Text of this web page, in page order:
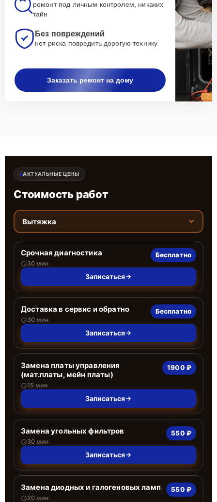
ремонт под личным контролем, никаких
тайн
Без повреждений
нет риска повредить дорогую технику
Заказать ремонт на дому
АКТУАЛЬНЫЕ ЦЕНЫ
Стоимость работ
Вытяжка
Срочная диагностика
30 мин
Бесплатно
Записаться
Доставка в сервис и обратно
30 мин
Бесплатно
Записаться
Замена платы управления
(мат.платы, мейн платы)
15 мин
1900 ₽
Записаться
Замена угольных фильтров
30 мин
550 ₽
Записаться
Замена диодных и галогеновых ламп
20 мин
550 ₽